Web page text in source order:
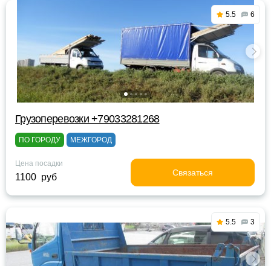
5.5 6
Грузоперевозки +79033281268
ПО ГОРОДУ МЕЖГОРОД
Цена посадки
1100 руб Связаться
5.5 3